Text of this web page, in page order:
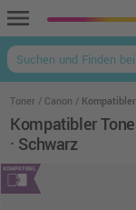
menu
Toner Canon
Kompatibler
· Schwarz